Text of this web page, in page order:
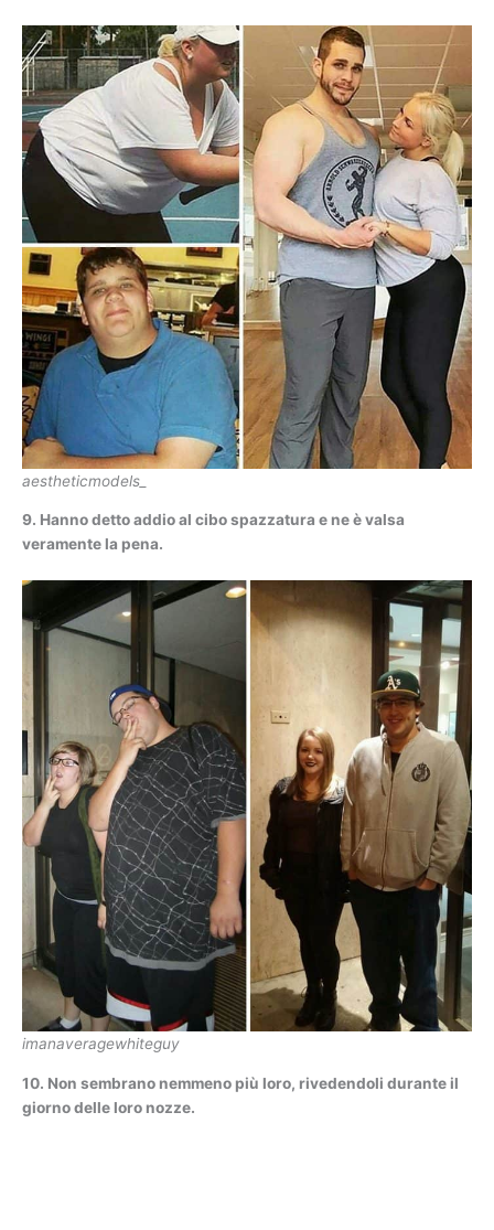
aestheticmodels_
9. Hanno detto addio al cibo spazzatura e ne è valsa
veramente la pena.
imanaveragewhiteguy
10. Non sembrano nemmeno più loro, rivedendoli durante il
giorno delle loro nozze.